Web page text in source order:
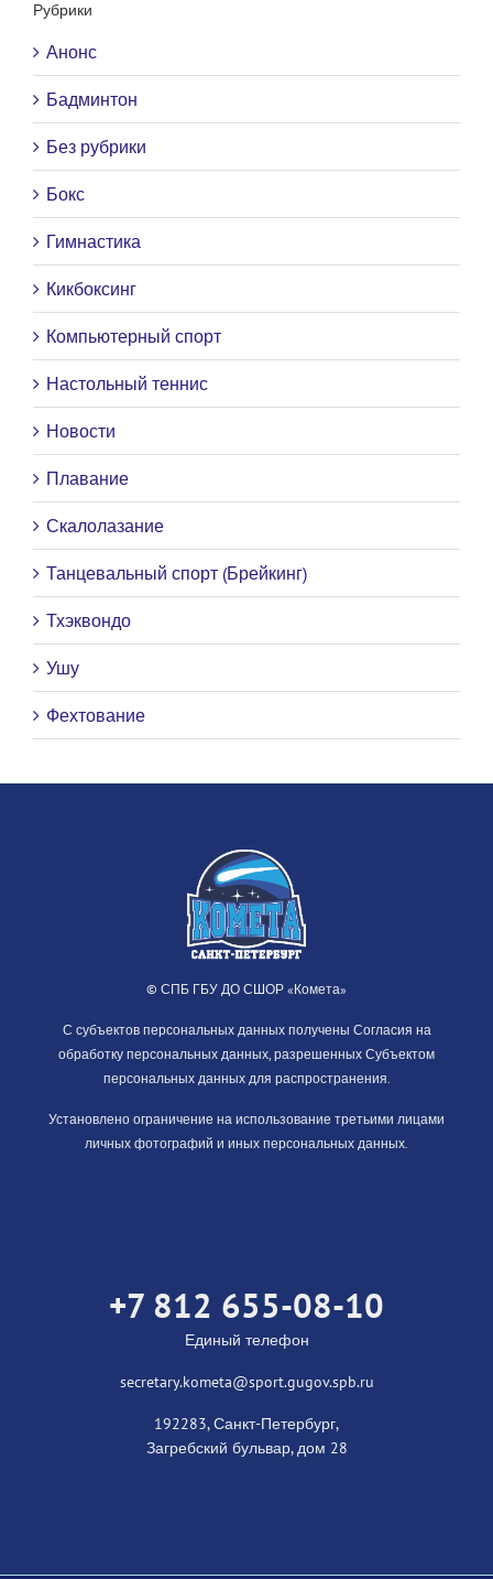
Рубрики
Анонс
Бадминтон
Без рубрики
Бокс
Гимнастика
Кикбоксинг
Компьютерный спорт
Настольный теннис
Новости
Плавание
Скалолазание
Танцевальный спорт (Брейкинг)
Тхэквондо
Ушу
Фехтование
© СПБ ГБУ ДО СШОР «Комета»
С субъектов персональных данных получены Согласия на
обработку персональных данных, разрешенных Субъектом
персональных данных для распространения.
Установлено ограничение на использование третьими лицами
личных фотографий и иных персональных данных.
+7 812 655-08-10
Единый телефон
secretary.kometa@sport.gugov.spb.ru
192283, Санкт-Петербург,
Загребский бульвар, дом 28